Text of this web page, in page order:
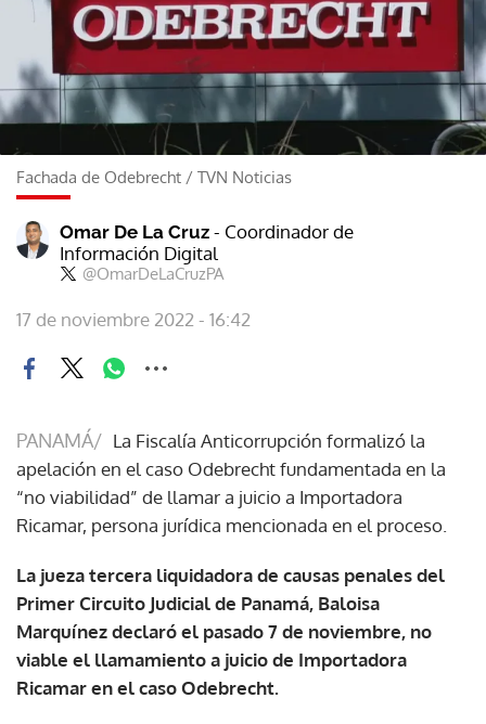
Fachada de Odebrecht / TVN Noticias
Omar De La Cruz - Coordinador de
Información Digital
@OmarDeLaCruzPA
17 de noviembre 2022 - 16:42
PANAMÁ/ La Fiscalía Anticorrupción formalizó la
apelación en el caso Odebrecht fundamentada en la
“no viabilidad” de llamar a juicio a Importadora
Ricamar, persona jurídica mencionada en el proceso.
La jueza tercera liquidadora de causas penales del
Primer Circuito Judicial de Panamá, Baloisa
Marquínez declaró el pasado 7 de noviembre, no
viable el llamamiento a juicio de Importadora
Ricamar en el caso Odebrecht.